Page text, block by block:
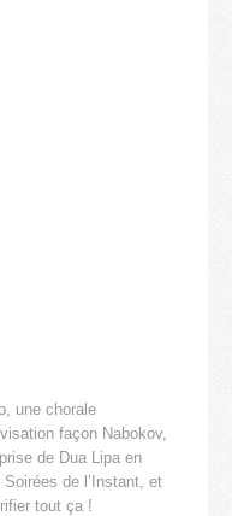
une chorale
façon Nabokov,
de Dua Lipa en
de l’Instant, et
tout ça !